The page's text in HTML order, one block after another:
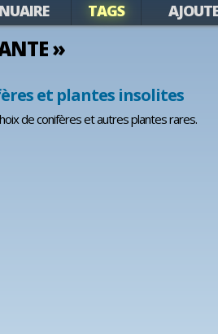
TAGS
»
et plantes insolites
de conifères et autres plantes rares.